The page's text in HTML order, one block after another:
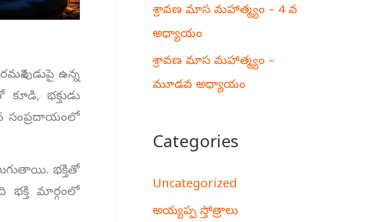
ఉన్న
భక్తుడు
సంప్రదాయంలో
భక్తితో
భక్తి మార్గంలో
శ్రావణ మాస మహాత్మ్యం – 4 వ
అధ్యాయం
శ్రావణ మాస మహాత్మ్యం –
మూడవ అధ్యాయం
Categories
Uncategorized
అయ్యప్ప స్తోత్రాలు